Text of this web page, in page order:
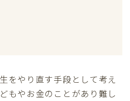
をやり直す手段として考え
もやお金のことがあり難し